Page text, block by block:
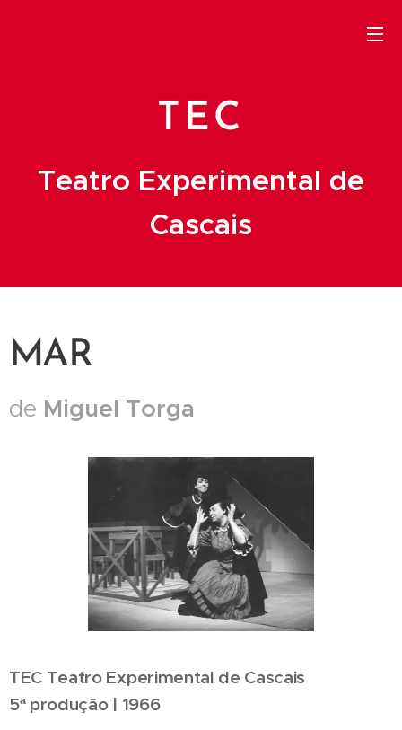
TEC
Teatro Experimental de
Cascais
MAR
de Miguel Torga
TEC Teatro Experimental de Cascais
5ª produção | 1966